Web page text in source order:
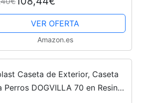
perfil de aluminio resistente a las
Techo...
VER OFERTA
Amazon.es
Caseta de Exterior, Caseta
Perros DOGVILLA 70 en Resina